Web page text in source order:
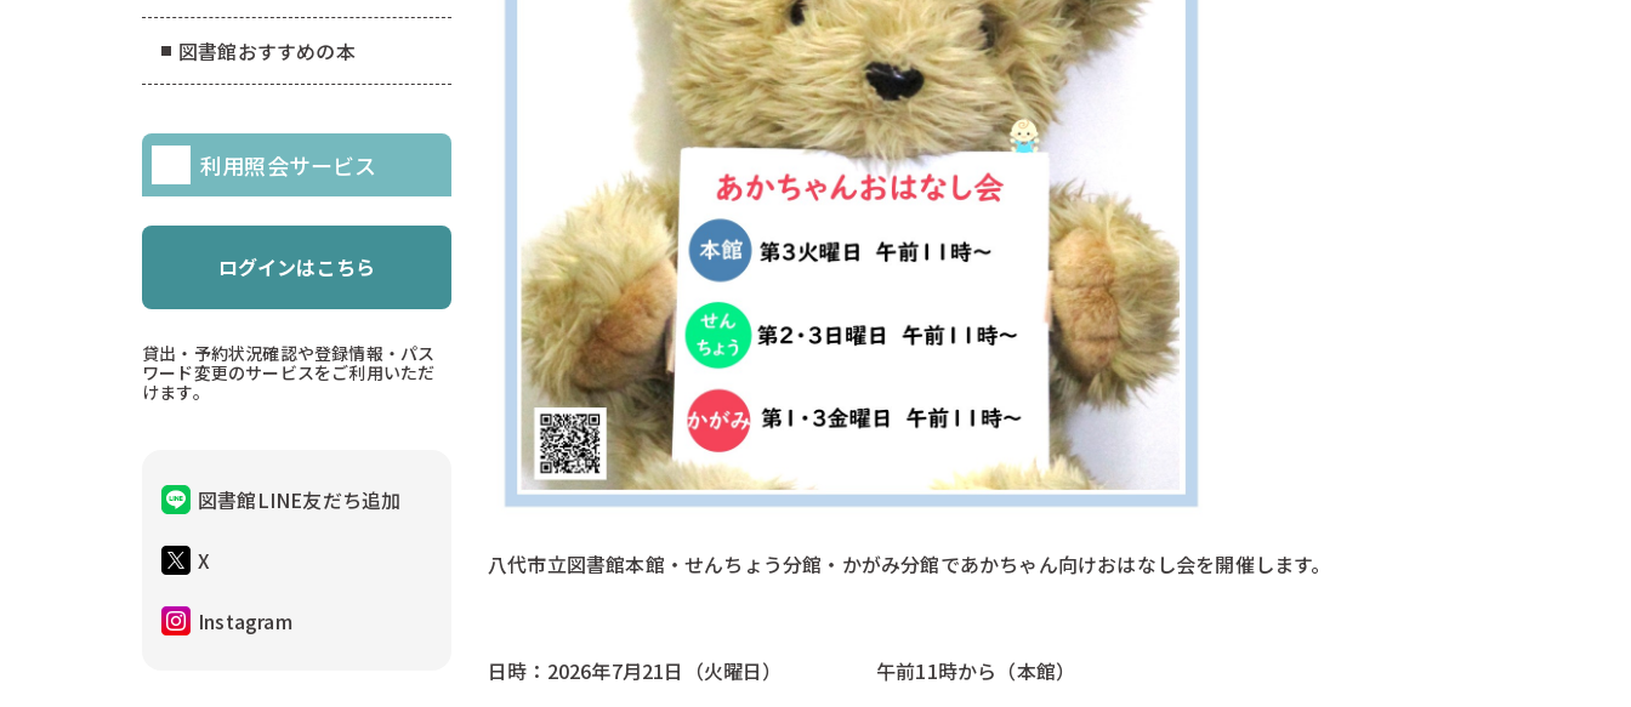
八代市立図書館本館・せんちょう分館・かがみ分館であかちゃん向けおはなし会を開催します。
日時：2026年7月21日（火曜日） 午前11時から（本館）
図書館おすすめの本
利用照会サービス
ログインはこちら
貸出・予約状況確認や登録情報・パス
ワード変更のサービスをご利用いただ
けます。
図書館LINE友だち追加
X
Instagram